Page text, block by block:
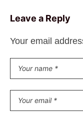
Leave a Reply
Your email